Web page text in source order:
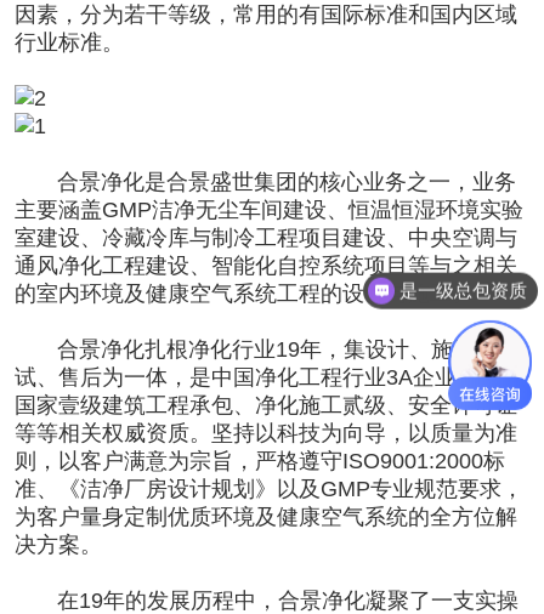
因素，分为若干等级，常用的有国际标准和国内区域
行业标准。
合景净化是合景盛世集团的核心业务之一，业务
主要涵盖GMP洁净无尘车间建设、恒温恒湿环境实验
室建设、冷藏冷库与制冷工程项目建设、中央空调与
通风净化工程建设、智能化自控系统项目等与之相关
的室内环境及健康空气系统工程的设计与施工。
合景净化扎根净化行业19年，集设计、施工、调
试、售后为一体，是中国净化工程行业3A企业。拥有
国家壹级建筑工程承包、净化施工贰级、安全许可证
等等相关权威资质。坚持以科技为向导，以质量为准
则，以客户满意为宗旨，严格遵守ISO9001:2000标
准、《洁净厂房设计规划》以及GMP专业规范要求，
为客户量身定制优质环境及健康空气系统的全方位解
决方案。
在19年的发展历程中，合景净化凝聚了一支实操
是一级总包资质